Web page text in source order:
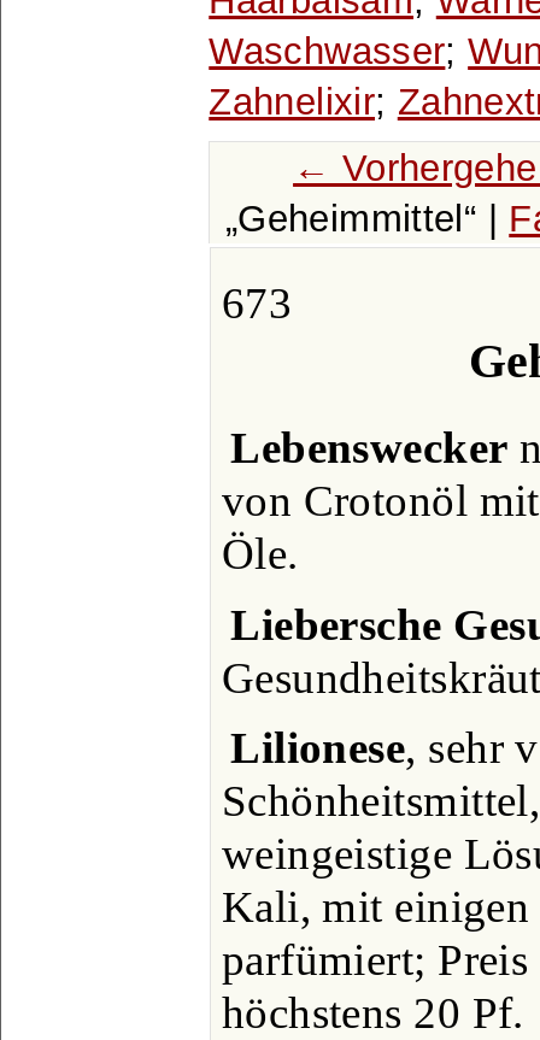
Waschwasser;
Zahnelixir;
←
Geheimmittel
673
Lebenswecker
von Crotonöl
Öle.
Liebersche
Lilionese, sehr
weingeistige
Kali, mit einigen
parfümiert;
höchstens 20 Pf.